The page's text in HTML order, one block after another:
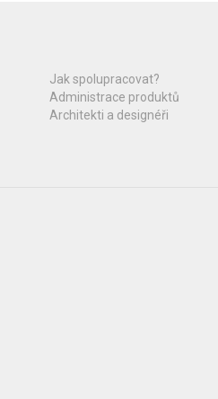
Jak spolupracovat?
Administrace produktů
Architekti a designéři